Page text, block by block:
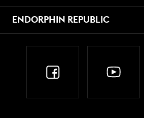
ENDORPHIN REPUBLIC